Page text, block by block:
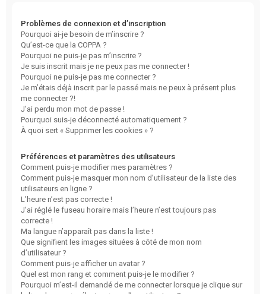
Problèmes de connexion et d’inscription
Pourquoi ai-je besoin de m’inscrire ?
Qu’est-ce que la COPPA ?
Pourquoi ne puis-je pas m’inscrire ?
Je suis inscrit mais je ne peux pas me connecter !
Pourquoi ne puis-je pas me connecter ?
Je m’étais déjà inscrit par le passé mais ne peux à présent plus
me connecter ?!
J’ai perdu mon mot de passe !
Pourquoi suis-je déconnecté automatiquement ?
À quoi sert « Supprimer les cookies » ?
Préférences et paramètres des utilisateurs
Comment puis-je modifier mes paramètres ?
Comment puis-je masquer mon nom d’utilisateur de la liste des
utilisateurs en ligne ?
L’heure n’est pas correcte !
J’ai réglé le fuseau horaire mais l’heure n’est toujours pas
correcte !
Ma langue n’apparaît pas dans la liste !
Que signifient les images situées à côté de mon nom
d’utilisateur ?
Comment puis-je afficher un avatar ?
Quel est mon rang et comment puis-je le modifier ?
Pourquoi m’est-il demandé de me connecter lorsque je clique sur